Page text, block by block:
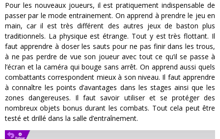
Pour les nouveaux joueurs, il est pratiquement indispensable de
passer par le mode entrainement. On apprend à prendre le jeu en
main, car il est très différent des autres jeux de baston plus
traditionnels. La physique est étrange. Tout y est très flottant. Il
faut apprendre à doser les sauts pour ne pas finir dans les trous,
à ne pas perdre de vue son joueur avec tout ce qu’il se passe à
l’écran et la caméra qui bouge sans arrêt. On apprend aussi quels
combattants correspondent mieux à son niveau. Il faut apprendre
à connaître les points d’avantages dans les stages ainsi que les
zones dangereuses. Il faut savoir utiliser et se protéger des
nombreux objets bonus durant les combats. Tout cela peut être
testé et drillé dans la salle d’entraînement.